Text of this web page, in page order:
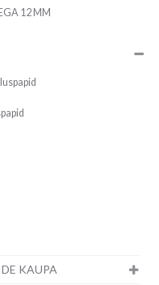
12 MM
KAUPA